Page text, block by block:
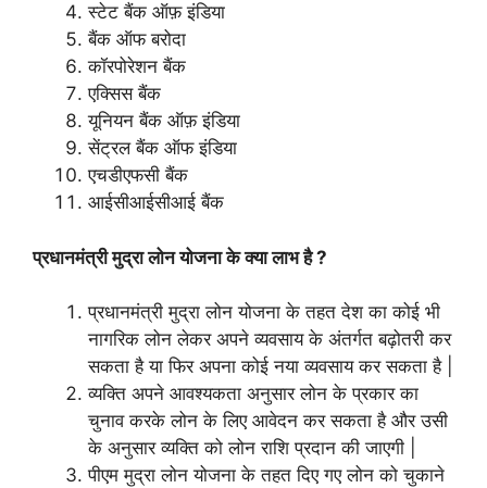
स्टेट बैंक ऑफ़ इंडिया
बैंक ऑफ बरोदा
कॉरपोरेशन बैंक
एक्सिस बैंक
यूनियन बैंक ऑफ़ इंडिया
सेंट्रल बैंक ऑफ इंडिया
एचडीएफसी बैंक
आईसीआईसीआई बैंक
प्रधानमंत्री मुद्रा लोन योजना के क्या लाभ है ?
प्रधानमंत्री मुद्रा लोन योजना के तहत देश का कोई भी
नागरिक लोन लेकर अपने व्यवसाय के अंतर्गत बढ़ोतरी कर
सकता है या फिर अपना कोई नया व्यवसाय कर सकता है |
व्यक्ति अपने आवश्यकता अनुसार लोन के प्रकार का
चुनाव करके लोन के लिए आवेदन कर सकता है और उसी
के अनुसार व्यक्ति को लोन राशि प्रदान की जाएगी |
पीएम मुद्रा लोन योजना के तहत दिए गए लोन को चुकाने